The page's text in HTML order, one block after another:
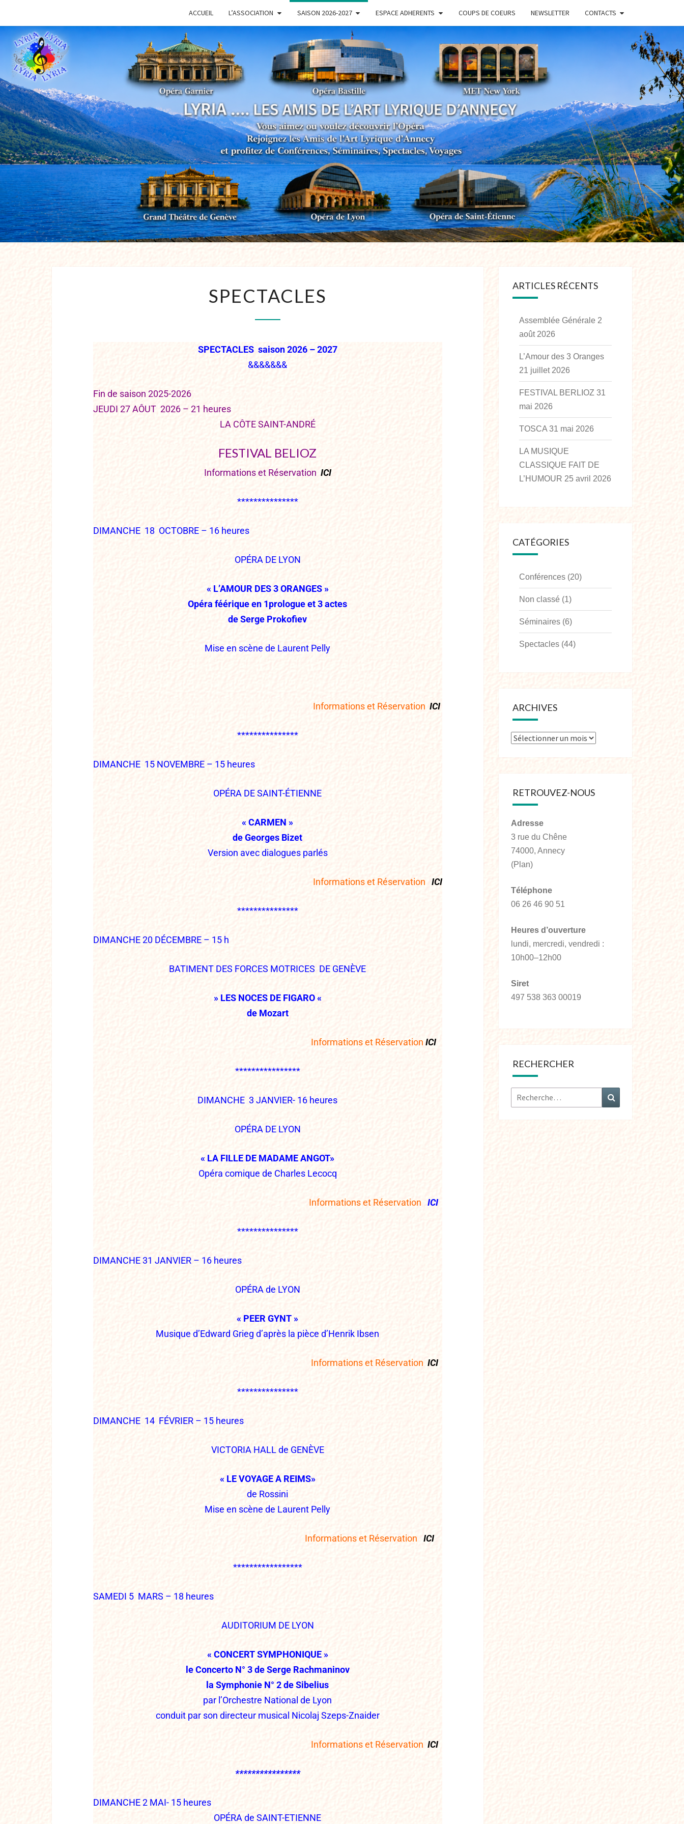
ACCUEIL L’ASSOCIATION SAISON 2026-2027 ESPACE ADHERENTS COUPS DE COEURS NEWSLETTER CONTACTS
SPECTACLES
SPECTACLES saison 2026 – 2027
&&&&&&&
Fin de saison 2025-2026
JEUDI 27 AÔUT 2026 – 21 heures
LA CÔTE SAINT-ANDRÉ
FESTIVAL BELIOZ
Informations et Réservation ICI
***************
DIMANCHE 18 OCTOBRE – 16 heures
OPÉRA DE LYON
« L’AMOUR DES 3 ORANGES »
Opéra féérique en 1prologue et 3 actes
de Serge Prokofiev
Mise en scène de Laurent Pelly
Informations et Réservation ICI
***************
DIMANCHE 15 NOVEMBRE – 15 heures
OPÉRA DE SAINT-ÉTIENNE
« CARMEN »
de Georges Bizet
Version avec dialogues parlés
Informations et Réservation ICI
***************
DIMANCHE 20 DÉCEMBRE – 15 h
BATIMENT DES FORCES MOTRICES DE GENÈVE
» LES NOCES DE FIGARO «
de Mozart
Informations et Réservation ICI
****************
DIMANCHE 3 JANVIER- 16 heures
OPÉRA DE LYON
« LA FILLE DE MADAME ANGOT»
Opéra comique de Charles Lecocq
Informations et Réservation ICI
***************
DIMANCHE 31 JANVIER – 16 heures
OPÉRA de LYON
« PEER GYNT »
Musique d’Edward Grieg d’après la pièce d’Henrik Ibsen
Informations et Réservation ICI
***************
DIMANCHE 14 FÉVRIER – 15 heures
VICTORIA HALL de GENÈVE
« LE VOYAGE A REIMS»
de Rossini
Mise en scène de Laurent Pelly
Informations et Réservation ICI
*****************
SAMEDI 5 MARS – 18 heures
AUDITORIUM DE LYON
« CONCERT SYMPHONIQUE »
le Concerto N° 3 de Serge Rachmaninov
la Symphonie N° 2 de Sibelius
par l’Orchestre National de Lyon
conduit par son directeur musical Nicolaj Szeps-Znaider
Informations et Réservation ICI
****************
DIMANCHE 2 MAI- 15 heures
OPÉRA de SAINT-ETIENNE
ARTICLES RÉCENTS
Assemblée Générale 2
août 2026
L’Amour des 3 Oranges
21 juillet 2026
FESTIVAL BERLIOZ 31
mai 2026
TOSCA 31 mai 2026
LA MUSIQUE
CLASSIQUE FAIT DE
L’HUMOUR 25 avril 2026
CATÉGORIES
Conférences(20)
Non classé (1)
Séminaires(6)
Spectacles(44)
ARCHIVES
RETROUVEZ-NOUS
Adresse
3 rue du Chêne
74000, Annecy
(Plan)
Téléphone
06 26 46 90 51
Heures d’ouverture
lundi, mercredi, vendredi :
10h00–12h00
Siret
497 538 363 00019
RECHERCHER